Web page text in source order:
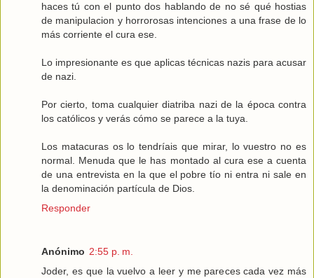
haces tú con el punto dos hablando de no sé qué hostias
de manipulacion y horrorosas intenciones a una frase de lo
más corriente el cura ese.
Lo impresionante es que aplicas técnicas nazis para acusar
de nazi.
Por cierto, toma cualquier diatriba nazi de la época contra
los católicos y verás cómo se parece a la tuya.
Los matacuras os lo tendríais que mirar, lo vuestro no es
normal. Menuda que le has montado al cura ese a cuenta
de una entrevista en la que el pobre tío ni entra ni sale en
la denominación partícula de Dios.
Responder
Anónimo 2:55 p. m.
Joder, es que la vuelvo a leer y me pareces cada vez más